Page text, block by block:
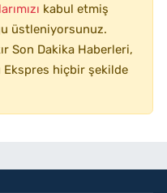
kabul etmiş
üstleniyorsunuz.
Son Dakika Haberleri,
Ekspres hiçbir şekilde